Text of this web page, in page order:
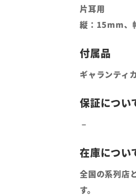
片耳用
縦：15mm、
ギャランティ
全国の系列店
す。